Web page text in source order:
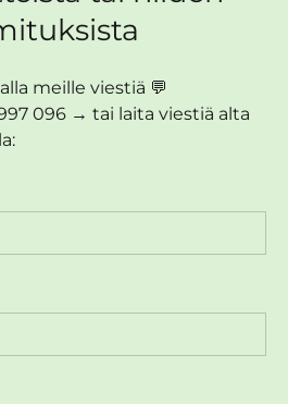
meille viestiä 💬
096 → tai laita viestiä alta